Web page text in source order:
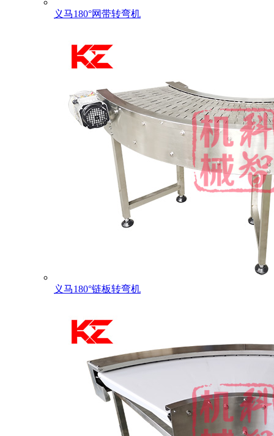
义马180°网带转弯机
义马180°链板转弯机